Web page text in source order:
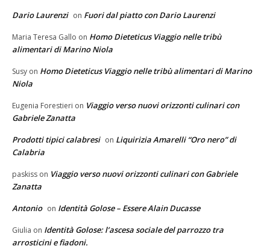
Dario Laurenzi on Fuori dal piatto con Dario Laurenzi
Maria Teresa Gallo on Homo Dieteticus Viaggio nelle tribù
alimentari di Marino Niola
Susy on Homo Dieteticus Viaggio nelle tribù alimentari di Marino
Niola
Eugenia Forestieri on Viaggio verso nuovi orizzonti culinari con
Gabriele Zanatta
Prodotti tipici calabresi on Liquirizia Amarelli “Oro nero” di
Calabria
paskiss on Viaggio verso nuovi orizzonti culinari con Gabriele
Zanatta
Antonio on Identità Golose – Essere Alain Ducasse
Giulia on Identità Golose: l’ascesa sociale del parrozzo tra
arrosticini e fiadoni.